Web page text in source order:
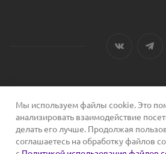
2026 © Сервис для
Мы используем файлы cookie. Это
анализировать взаимодействие
делать его лучше. Продолжая
соглашаетесь на обработку файлов